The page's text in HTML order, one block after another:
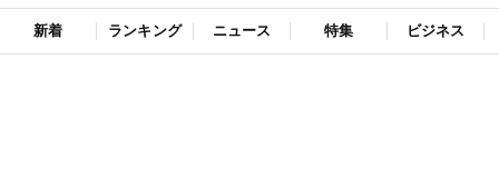
新着 ランキング ニュース 特集 ビジネス